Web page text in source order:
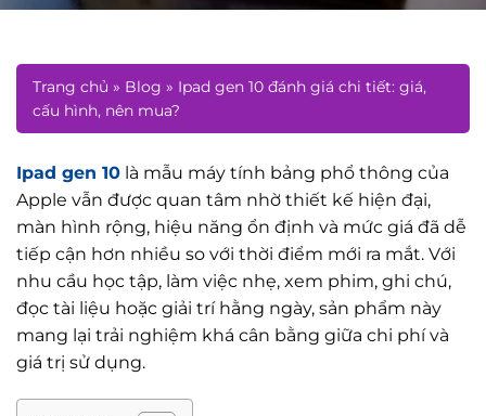
Trang chủ » Blog » Ipad gen 10 đánh giá chi tiết: giá,
cấu hình, nên mua?
Ipad gen 10 là mẫu máy tính bảng phổ thông của
Apple vẫn được quan tâm nhờ thiết kế hiện đại,
màn hình rộng, hiệu năng ổn định và mức giá đã dễ
tiếp cận hơn nhiều so với thời điểm mới ra mắt. Với
nhu cầu học tập, làm việc nhẹ, xem phim, ghi chú,
đọc tài liệu hoặc giải trí hằng ngày, sản phẩm này
mang lại trải nghiệm khá cân bằng giữa chi phí và
giá trị sử dụng.